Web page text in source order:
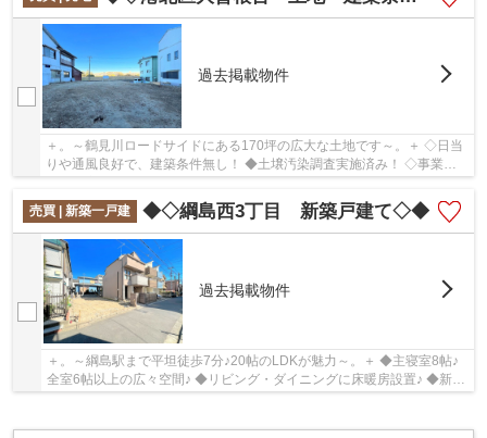
過去掲載物件
＋。～鶴見川ロードサイドにある170坪の広大な土地です～。＋ ◇日当
りや通風良好で、建築条件無し！ ◆土壌汚染調査実施済み！ ◇事業用
売買 | 新築一戸建
◆◇綱島西3丁目 新築戸建て◇◆
過去掲載物件
＋。～綱島駅まで平坦徒歩7分♪20帖のLDKが魅力～。＋ ◆主寝室8帖♪
全室6帖以上の広々空間♪ ◆リビング・ダイニングに床暖房設置♪ ◆新駅
「新綱島」駅も利用可能♪